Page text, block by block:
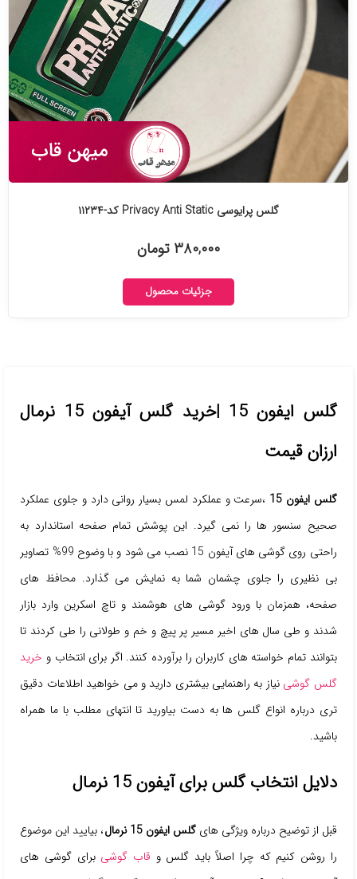
گلس پرایوسی Privacy Anti Static کد-۱۱۲۳۴
۳۸۰,۰۰۰ تومان
جزئیات محصول
گلس ایفون 15 |خرید گلس آیفون 15 نرمال
ارزان قیمت
گلس ایفون 15
،سرعت و عملکرد لمس بسیار روانی دارد و جلوی عملکرد
صحیح سنسور ها را نمی گیرد. این پوشش تمام صفحه استاندارد به
راحتی روی گوشی های آیفون 15 نصب می شود و با وضوح 99% تصاویر
بی نظیری را جلوی چشمان شما به نمایش می گذارد. محافظ های
صفحه، همزمان با ورود گوشی های هوشمند و تاچ اسکرین وارد بازار
شدند و طی سال های اخیر مسیر پر پیچ و خم و طولانی را طی کردند تا
بتوانند تمام خواسته های کاربران را برآورده کنند. اگر برای انتخاب و خرید
گلس گوشی نیاز به راهنمایی بیشتری دارید و می خواهید اطلاعات دقیق
تری درباره انواع گلس ها به دست بیاورید تا انتهای مطلب با ما همراه
باشید.
دلایل انتخاب گلس برای آیفون 15 نرمال
قبل از توضیح درباره ویژگی هایگلس ایفون 15 نرمال
، بیایید این موضوع
را روشن کنیم که چرا اصلاً باید گلس و قاب گوشی برای گوشی های